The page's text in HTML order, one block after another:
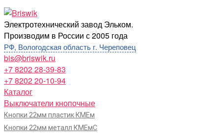
Briswik
Электротехнический завод Эльком.
Производим в России с 2005 года
РФ, Вологодская область г. Череповец
bis@briswik.ru
+7 8202 28-39-83
+7 8202 20-10-94
Каталог
Выключатели кнопочные
Кнопки 22мм пластик КМЕм
Кнопки 22мм металл КМЕмС